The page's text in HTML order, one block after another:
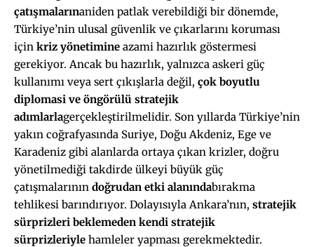
çatışmalarınaniden patlak verebildiği bir dönemde,
Türkiye’nin ulusal güvenlik ve çıkarlarını koruması
için kriz yönetimine azami hazırlık göstermesi
gerekiyor. Ancak bu hazırlık, yalnızca askeri güç
kullanımı veya sert çıkışlarla değil, çok boyutlu
diplomasi ve öngörülü stratejik
adımlarlagerçekleştirilmelidir. Son yıllarda Türkiye’nin
yakın coğrafyasında Suriye, Doğu Akdeniz, Ege ve
Karadeniz gibi alanlarda ortaya çıkan krizler, doğru
yönetilmediği takdirde ülkeyi büyük güç
çatışmalarının doğrudan etki alanındabırakma
tehlikesi barındırıyor. Dolayısıyla Ankara’nın, stratejik
sürprizleri beklemeden kendi stratejik
sürprizleriyle hamleler yapması gerekmektedir.